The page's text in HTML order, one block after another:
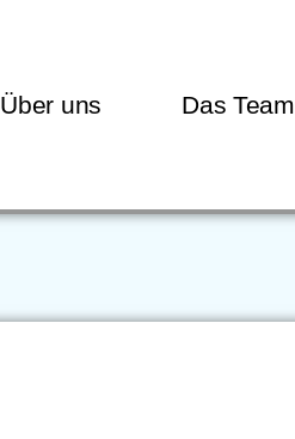
Über uns Das Team